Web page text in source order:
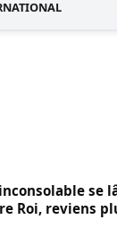
se
Roi, reviens